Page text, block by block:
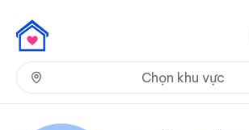
Chọn khu vực